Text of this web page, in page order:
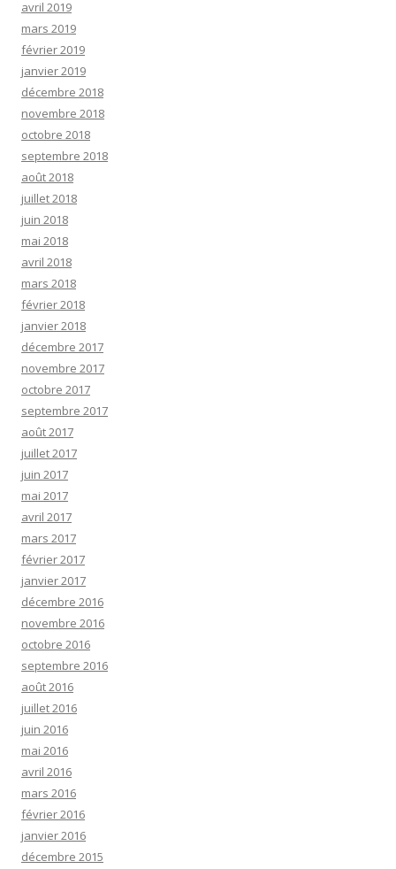
avril 2019
mars 2019
février 2019
janvier 2019
décembre 2018
novembre 2018
octobre 2018
septembre 2018
août 2018
juillet 2018
juin 2018
mai 2018
avril 2018
mars 2018
février 2018
janvier 2018
décembre 2017
novembre 2017
octobre 2017
septembre 2017
août 2017
juillet 2017
juin 2017
mai 2017
avril 2017
mars 2017
février 2017
janvier 2017
décembre 2016
novembre 2016
octobre 2016
septembre 2016
août 2016
juillet 2016
juin 2016
mai 2016
avril 2016
mars 2016
février 2016
janvier 2016
décembre 2015